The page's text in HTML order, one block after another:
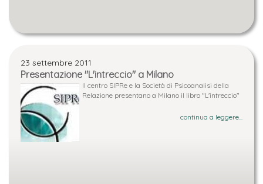
23 settembre 2011
Presentazione "L'intreccio" a Milano
Il centro SIPRe e la Società di Psicoanalisi della
Relazione presentano a Milano il libro "L'intreccio"
continua a leggere...